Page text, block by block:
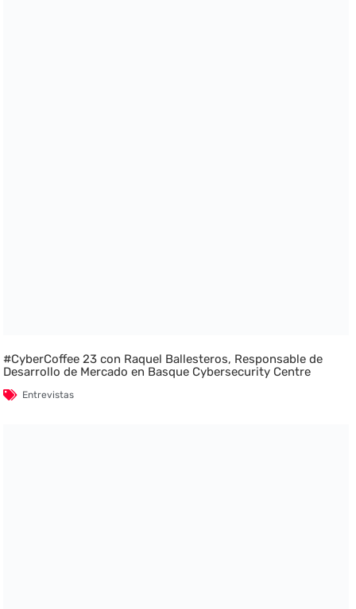
#CyberCoffee 23 con Raquel Ballesteros, Responsable de
Desarrollo de Mercado en Basque Cybersecurity Centre
Entrevistas